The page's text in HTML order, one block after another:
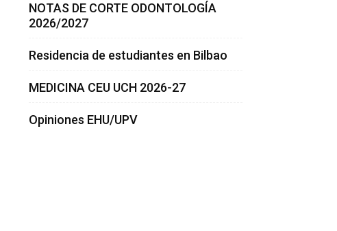
NOTAS DE CORTE ODONTOLOGÍA
2026/2027
Residencia de estudiantes en Bilbao
MEDICINA CEU UCH 2026-27
Opiniones EHU/UPV